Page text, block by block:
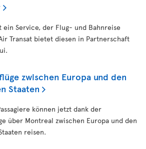
ein Service, der Flug- und Bahnreise
Transat bietet diesen in Partnerschaft
zwischen Europa und den
Staaten
können jetzt dank der
über Montreal zwischen Europa und den
reisen.